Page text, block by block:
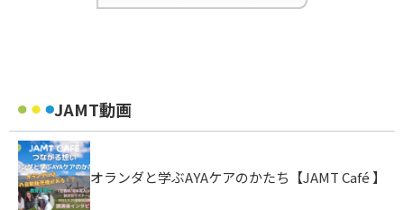
JAMT動画
オランダと学ぶAYAケアのかたち【JAMT Café 】